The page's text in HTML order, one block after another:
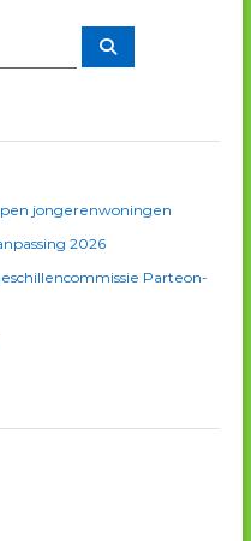
Z
jongerenwoningen
2026
Parteon-